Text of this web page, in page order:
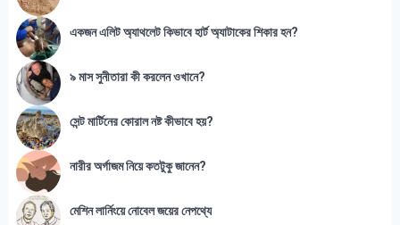
একজন এলিট অ্যাথলেট কিভাবে হার্ট অ্যাটাকের শিকার হন?
৯ মাস সুনীতারা কী করলেন ওখানে?
সেন্ট মার্টিনের কোরাল নষ্ট কীভাবে হয়?
নারীর অর্গাজম নিয়ে কতটুকু জানেন?
মেশিন লার্নিংয়ে নোবেল জয়ের নেপথ্যে